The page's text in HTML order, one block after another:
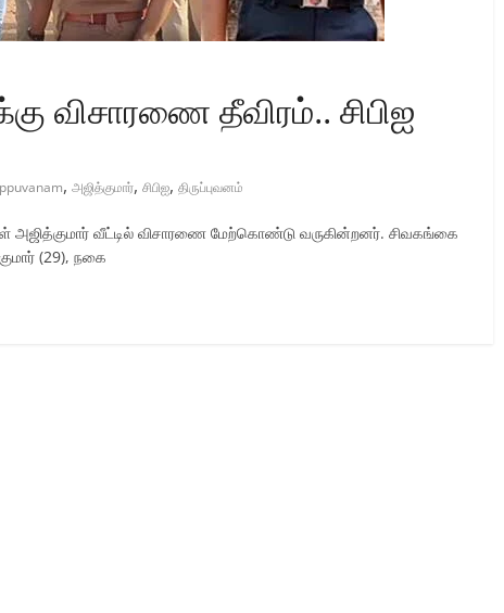
விசாரணை தீவிரம்.. சிபிஐ
, அஜித்குமார், சிபிஐ, திருப்புவனம்
அஜித்குமார் வீட்டில் விசாரணை மேற்கொண்டு வருகின்றனர். சிவகங்கை
(29), நகை